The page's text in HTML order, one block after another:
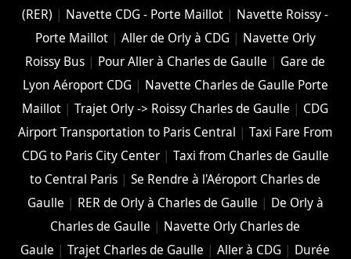
(RER) | Navette CDG - Porte Maillot | Navette Roissy -
Porte Maillot| Aller de Orly à CDG | Navette Orly
Roissy Bus | Pour Aller à Charles de Gaulle | Gare de
Lyon Aéroport CDG | Navette Charles de Gaulle Porte
Maillot |Trajet Orly -> Roissy Charles de Gaulle | CDG
Airport Transportation to Paris Central |Taxi Fare From
CDG to Paris City Center| Taxi from Charles de Gaulle
to Central Paris |Se Rendre à l'Aéroport Charles de
Gaulle | RER de Orly à Charles de Gaulle | De Orly à
Charles de Gaulle | Navette Orly Charles de
Gaule |Trajet Charles de Gaulle |Aller à CDG | Durée